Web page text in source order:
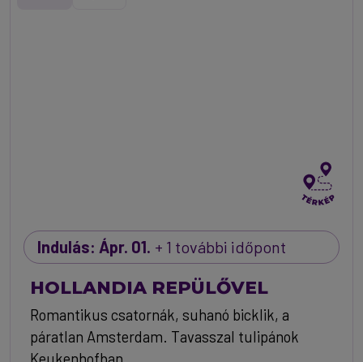
Indulás: Ápr. 01. + 1 további időpont
HOLLANDIA REPÜLŐVEL
Romantikus csatornák, suhanó bicklik, a
páratlan Amsterdam. Tavasszal tulipánok